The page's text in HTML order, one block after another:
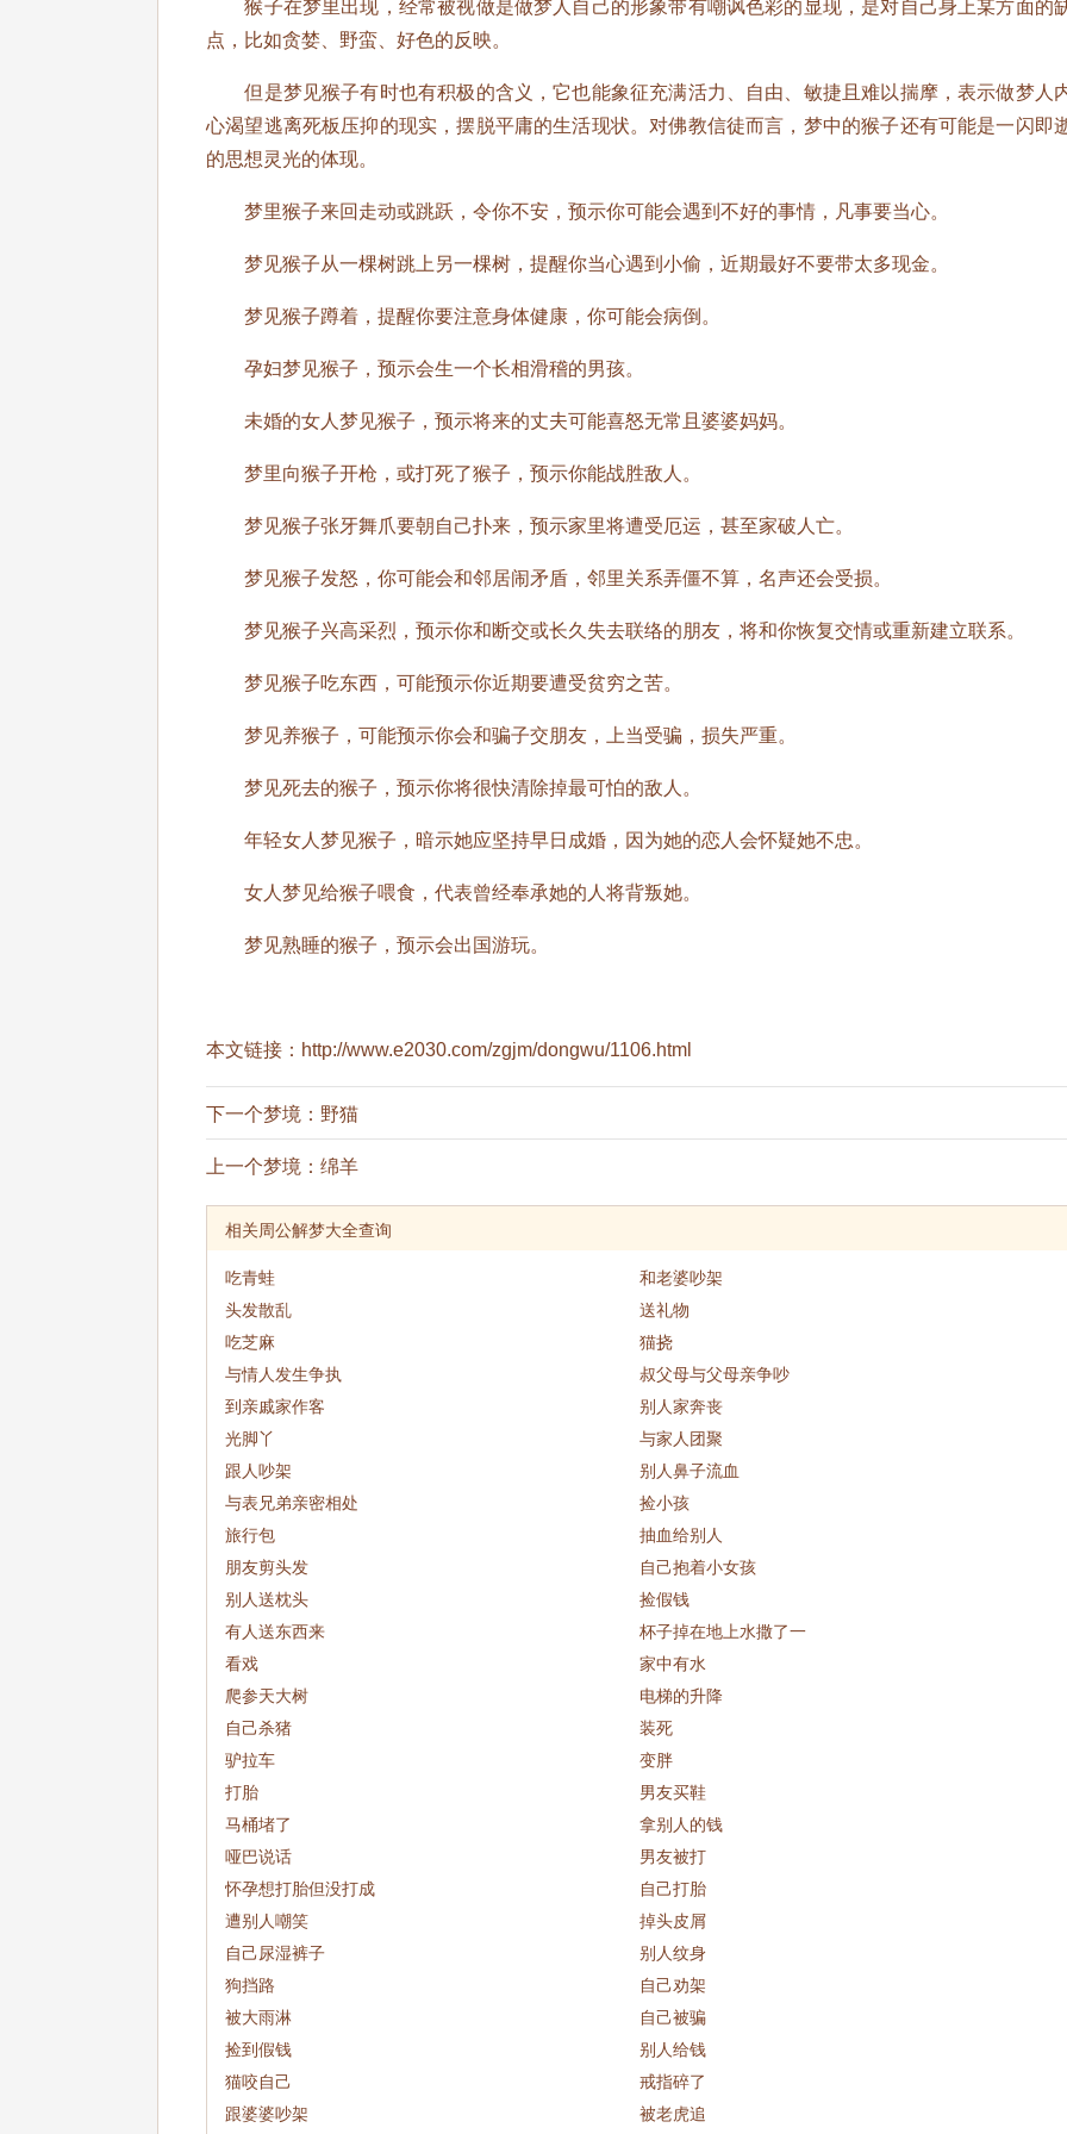
猴子在梦里出现，经常被视做是做梦人自己的形象带有嘲讽色彩的显现，是对自己身上某方面的
点，比如贪婪、野蛮、好色的反映。
但是梦见猴子有时也有积极的含义，它也能象征充满活力、自由、敏捷且难以揣摩，表示做梦人
心渴望逃离死板压抑的现实，摆脱平庸的生活现状。对佛教信徒而言，梦中的猴子还有可能是一闪即
的思想灵光的体现。
梦里猴子来回走动或跳跃，令你不安，预示你可能会遇到不好的事情，凡事要当心。
梦见猴子从一棵树跳上另一棵树，提醒你当心遇到小偷，近期最好不要带太多现金。
梦见猴子蹲着，提醒你要注意身体健康，你可能会病倒。
孕妇梦见猴子，预示会生一个长相滑稽的男孩。
未婚的女人梦见猴子，预示将来的丈夫可能喜怒无常且婆婆妈妈。
梦里向猴子开枪，或打死了猴子，预示你能战胜敌人。
梦见猴子张牙舞爪要朝自己扑来，预示家里将遭受厄运，甚至家破人亡。
梦见猴子发怒，你可能会和邻居闹矛盾，邻里关系弄僵不算，名声还会受损。
梦见猴子兴高采烈，预示你和断交或长久失去联络的朋友，将和你恢复交情或重新建立联系。
梦见猴子吃东西，可能预示你近期要遭受贫穷之苦。
梦见养猴子，可能预示你会和骗子交朋友，上当受骗，损失严重。
梦见死去的猴子，预示你将很快清除掉最可怕的敌人。
年轻女人梦见猴子，暗示她应坚持早日成婚，因为她的恋人会怀疑她不忠。
女人梦见给猴子喂食，代表曾经奉承她的人将背叛她。
梦见熟睡的猴子，预示会出国游玩。
本文链接： http://www.e2030.com/zgjm/dongwu/1106.html
下一个梦境： 野猫
上一个梦境： 绵羊
相关周公解梦大全查询
吃青蛙
和老婆吵架
头发散乱
送礼物
吃芝麻
猫挠
与情人发生争执
叔父母与父母亲争吵
到亲戚家作客
别人家奔丧
光脚丫
与家人团聚
跟人吵架
别人鼻子流血
与表兄弟亲密相处
捡小孩
旅行包
抽血给别人
朋友剪头发
自己抱着小女孩
别人送枕头
捡假钱
有人送东西来
杯子掉在地上水撒了一
看戏
家中有水
爬参天大树
电梯的升降
自己杀猪
装死
驴拉车
变胖
打胎
男友买鞋
马桶堵了
拿别人的钱
哑巴说话
男友被打
怀孕想打胎但没打成
自己打胎
遭别人嘲笑
掉头皮屑
自己尿湿裤子
别人纹身
狗挡路
自己劝架
被大雨淋
自己被骗
捡到假钱
别人给钱
猫咬自己
戒指碎了
跟婆婆吵架
被老虎追